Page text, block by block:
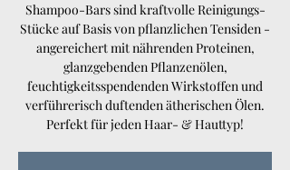
Shampoo-Bars sind kraftvolle Reinigungs-
Stücke auf Basis von pflanzlichen Tensiden -
angereichert mit nährenden Proteinen,
glanzgebenden Pflanzenölen,
feuchtigkeitsspendenden Wirkstoffen und
verführerisch duftenden ätherischen Ölen.
Perfekt für jeden Haar- & Hauttyp!